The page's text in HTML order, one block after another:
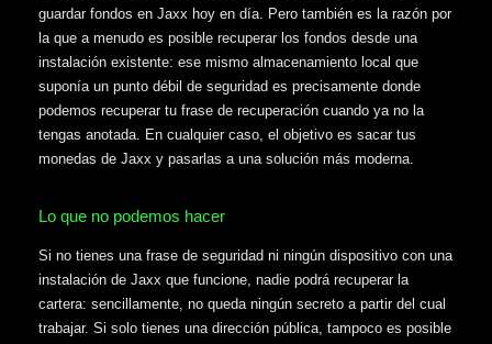
guardar fondos en Jaxx hoy en día. Pero también es la razón por
la que a menudo es posible recuperar los fondos desde una
instalación existente: ese mismo almacenamiento local que
suponía un punto débil de seguridad es precisamente donde
podemos recuperar tu frase de recuperación cuando ya no la
tengas anotada. En cualquier caso, el objetivo es sacar tus
monedas de Jaxx y pasarlas a una solución más moderna.
Lo que no podemos hacer
Si no tienes una frase de seguridad ni ningún dispositivo con una
instalación de Jaxx que funcione, nadie podrá recuperar la
cartera: sencillamente, no queda ningún secreto a partir del cual
trabajar. Si solo tienes una dirección pública, tampoco es posible